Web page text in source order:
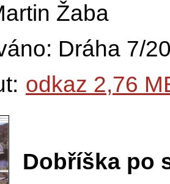
Žaba
Dráha 7/
odkaz 2,76
Dobříška po